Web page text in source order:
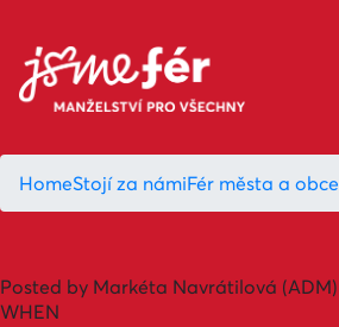
HomeStojí za námiFér města a obce
Posted by Markéta Navrátilová (ADM)
WHEN